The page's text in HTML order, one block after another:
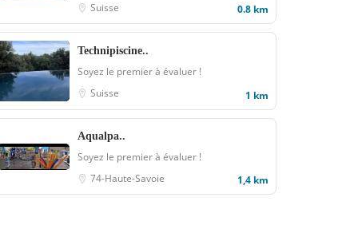
Suisse
0.8 km
Technipiscine..
Soyez le premier à évaluer !
Suisse
1 km
Aqualpa..
Soyez le premier à évaluer !
74-Haute-Savoie
1,4 km